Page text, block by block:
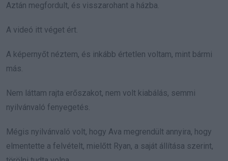
Aztán megfordult, és visszarohant a házba.
A videó itt véget ért.
A képernyőt néztem, és inkább értetlen voltam, mint bármi
más.
Nem láttam rajta erőszakot, nem volt kiabálás, semmi
nyilvánvaló fenyegetés.
Mégis nyilvánvaló volt, hogy Ava megrendült annyira, hogy
elmentette a felvételt, mielőtt Ryan, a saját állítása szerint,